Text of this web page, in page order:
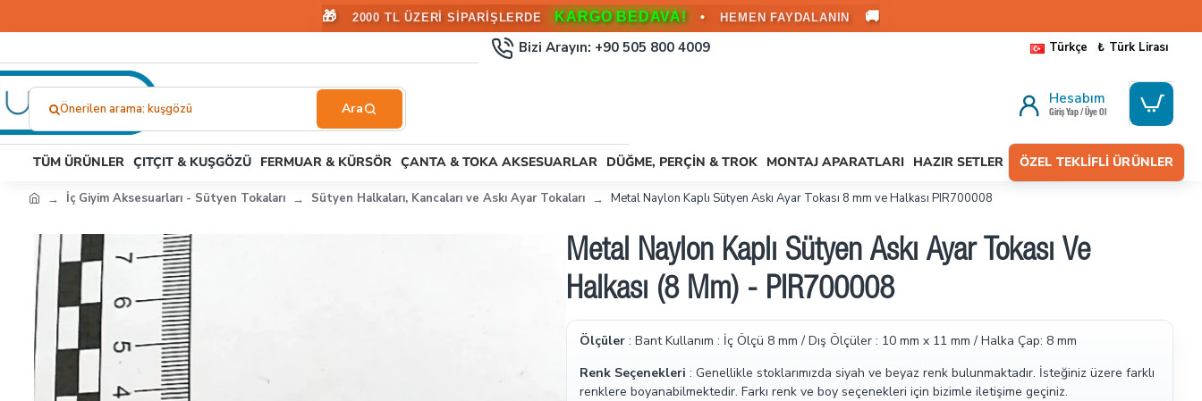
🎁 2000 TL ÜZERİ SİPARİŞLERDE KARGO BEDAVA! • HEMEN FAYDALANIN 🚚
Bizi Arayın: +90 505 800 4009 Türkçe ₺ Türk Lirası
Aramıştınız?...
Önerilen arama: stoper
Hesabım
Giriş Yap / Üye Ol
TÜM ÜRÜNLER ÇITÇIT & KUŞGÖZÜ FERMUAR & KÜRSÖR ÇANTA & TOKA AKSESUARLAR DÜĞME, PERÇIN & TROK MONTAJ APARATLARI HAZIR SETLER ÖZEL TEKLIFLI ÜRÜNLER
İç Giyim Aksesuarları - Sütyen Tokaları Sütyen Halkaları, Kancaları ve Askı Ayar Tokaları Metal Naylon Kaplı Sütyen Askı Ayar Tokası 8 mm ve Halkası PIR700008
Metal Naylon Kaplı Sütyen Askı Ayar Tokası Ve
Halkası (8 Mm) - PIR700008
Ölçüler : Bant Kullanım : İç Ölçü 8 mm / Dış Ölçüler : 10 mm x 11 mm / Halka Çap: 8 mm
Renk Seçenekleri : Genellikle stoklarımızda siyah ve beyaz renk bulunmaktadır. İsteğiniz üzere farklı
renklere boyanabilmektedir. Farkı renk ve boy seçenekleri için bizimle iletişime geçiniz.